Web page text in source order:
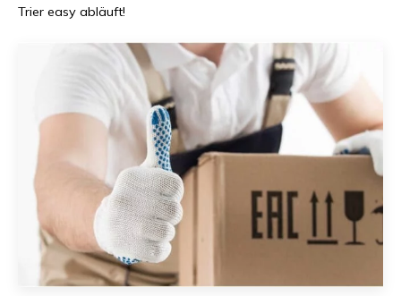
Trier easy abläuft!